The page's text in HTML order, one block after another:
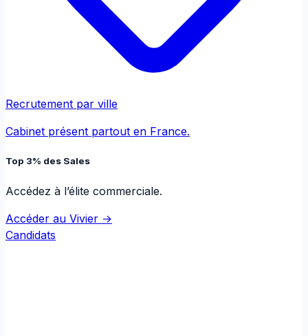
Recrutement par ville
Cabinet présent partout en France.
Top 3% des Sales
Accédez à l’élite commerciale.
Accéder au Vivier →
Candidats